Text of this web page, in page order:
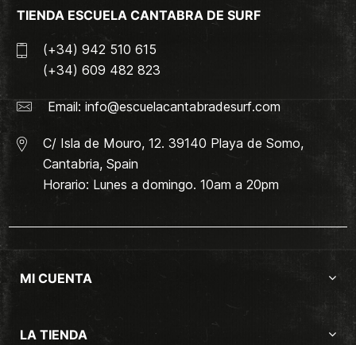
TIENDA ESCUELA CANTABRA DE SURF
(+34) 942 510 615
(+34) 609 482 823
Email: info@escuelacantabradesurf.com
C/ Isla de Mouro, 12. 39140 Playa de Somo,
Cantabria, Spain
Horario: Lunes a domingo. 10am a 20pm
MI CUENTA
LA TIENDA